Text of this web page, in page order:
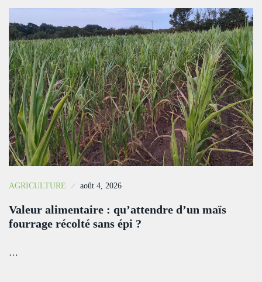
AGRICULTURE août 4, 2026
Valeur alimentaire : qu’attendre d’un maïs
fourrage récolté sans épi ?
…